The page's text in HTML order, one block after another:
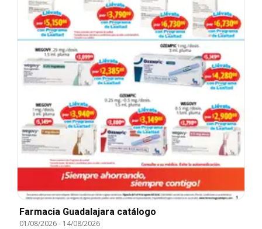
Farmacia Guadalajara catálogo
01/08/2026- 14/08/2026